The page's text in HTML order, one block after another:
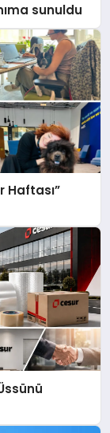
sunuldu
Haftası”